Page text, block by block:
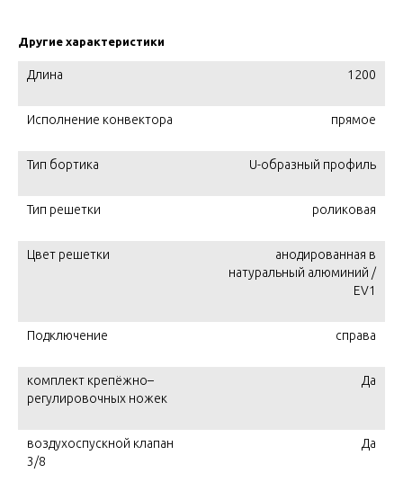
Другие характеристики
Длина 1200
Исполнение конвектора прямое
Тип бортика U-образный профиль
Тип решетки роликовая
Цвет решетки
анодированная в
натуральный алюминий /
EV1
Подключение справа
комплект крепёжно–
регулировочных ножек
Да
воздухоспускной клапан
3/8
Да